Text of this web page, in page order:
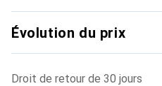
Évolution du prix
Droit de retour de 30 jours